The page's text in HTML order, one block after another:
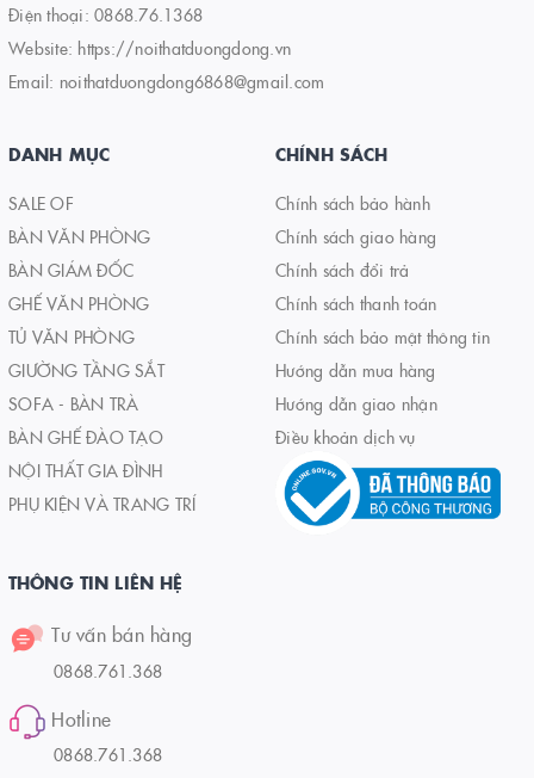
Điện thoại: 0868.76.1368
Website: https://noithatduongdong.vn
Email: noithatduongdong6868@gmail.com
DANH MỤC
SALE OF
BÀN VĂN PHÒNG
BÀN GIÁM ĐỐC
GHẾ VĂN PHÒNG
TỦ VĂN PHÒNG
GIƯỜNG TẦNG SẮT
SOFA - BÀN TRÀ
BÀN GHẾ ĐÀO TẠO
NỘI THẤT GIA ĐÌNH
PHỤ KIỆN VÀ TRANG TRÍ
CHÍNH SÁCH
Chính sách bảo hành
Chính sách giao hàng
Chính sách đổi trả
Chính sách thanh toán
Chính sách bảo mật thông tin
Hướng dẫn mua hàng
Hướng dẫn giao nhận
Điều khoản dịch vụ
THÔNG TIN LIÊN HỆ
Tư vấn bán hàng
0868.761.368
Hotline
0868.761.368